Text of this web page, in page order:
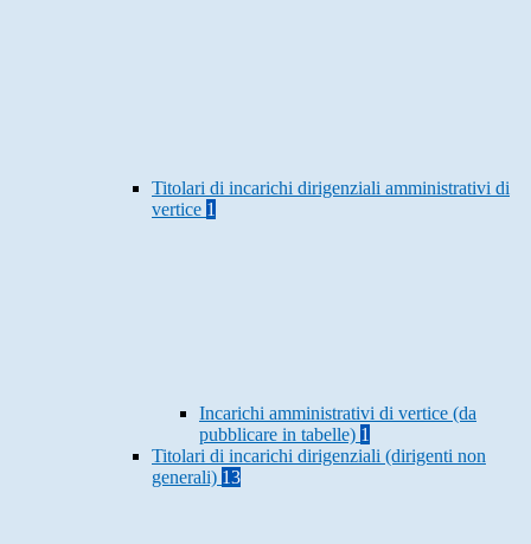
Titolari di incarichi dirigenziali amministrativi di
vertice 1
Incarichi amministrativi di vertice (da
pubblicare in tabelle) 1
Titolari di incarichi dirigenziali (dirigenti non
generali) 13